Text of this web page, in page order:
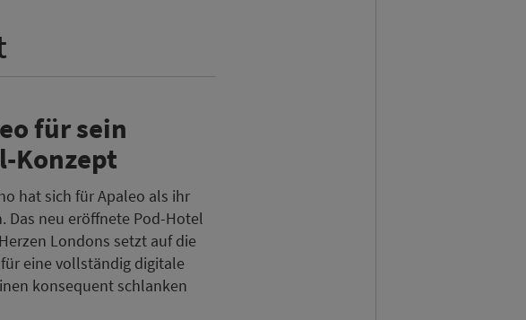
für sein
Konzept
hat sich für Apaleo als ihr
Das neu eröffnete Pod-Hotel
Londons setzt auf die
eine vollständig digitale
konsequent schlanken